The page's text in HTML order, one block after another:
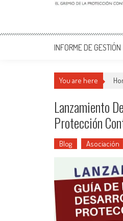
Gremio de Protección
INFORME DE GESTIÓN
You are here
Lanzamiento
Protección
Blog Asociación